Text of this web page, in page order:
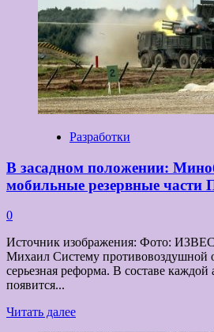
Разработки
В засадном положении:
мобильные резервные части
0
Источник изображения: Фото:
Михаил Систему противовоздушной
серьезная реформа. В составе
появится...
Читать далееПрочитать